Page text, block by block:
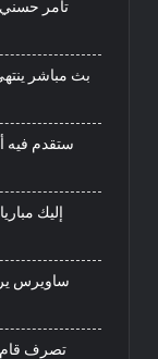
تامر حسني
بث مباشر
ستقدم فيه
إليك
ساويرس
تصرف قام